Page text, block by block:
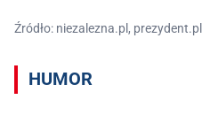
Źródło: niezalezna.pl, prezydent.pl
HUMOR